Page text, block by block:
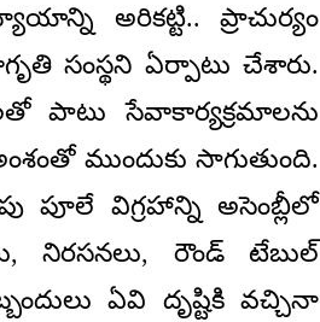
అరికట్టి.. ప్రాచుర్యం
సంస్థని ఏర్పాటు చేశారు.
పాటు సేవాకార్యక్రమాలను
ముందుకు సాగుతుంది.
పూలే విగ్రహాన్ని అసెంబ్లీలో
నిరసనలు, రౌండ్ టేబుల్
ఏవి దృష్టికి వచ్చినా